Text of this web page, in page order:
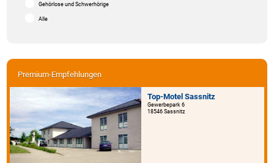
Premium-Empfehlungen
Top-Motel Sassnitz
Gewerbepark 6
18546 Sassnitz
Gehörlose und Schwerhörige
Alle